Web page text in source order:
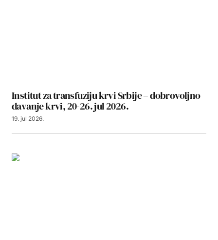
Institut za transfuziju krvi Srbije – dobrovoljno
davanje krvi, 20-26. jul 2026.
19. jul 2026.